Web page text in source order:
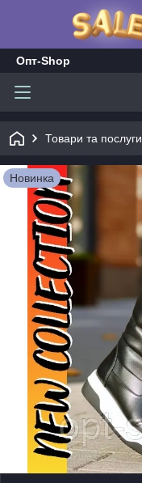
Опт-Shop
Товари та послуги
Новинка